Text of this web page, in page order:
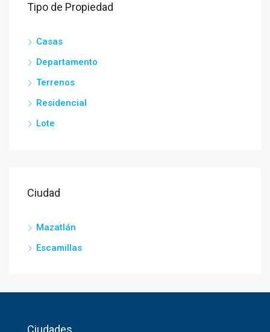
Tipo de Propiedad
Casas
Departamento
Terrenos
Residencial
Lote
Ciudad
Mazatlán
Escamillas
Ciudades